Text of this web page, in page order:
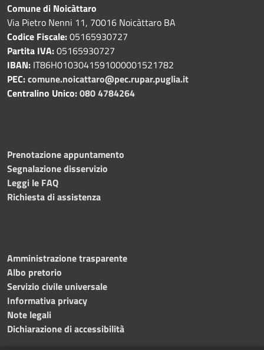
Comune di Noicàttaro
Via Pietro Nenni 11, 70016 Noicàttaro BA
Codice Fiscale:05165930727
Partita IVA:05165930727
IBAN: IT86H0103041591000001521782
PEC:comune.noicattaro@pec.rupar.puglia.it
Centralino Unico:080 4784264
Prenotazione appuntamento
Segnalazione disservizio
Leggi le FAQ
Richiesta di assistenza
Amministrazione trasparente
Albo pretorio
Servizio civile universale
Informativa privacy
Note legali
Dichiarazione di accessibilità